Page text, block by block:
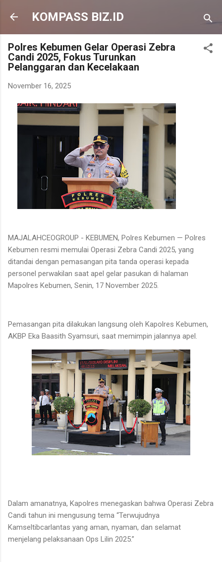
Langsung ke konten utama
KOMPASS BIZ.ID
Polres Kebumen Gelar Operasi Zebra
Candi 2025, Fokus Turunkan
Pelanggaran dan Kecelakaan
November 16, 2025
MAJALAHCEOGROUP - KEBUMEN, Polres Kebumen — Polres
Kebumen resmi memulai Operasi Zebra Candi 2025, yang
ditandai dengan pemasangan pita tanda operasi kepada
personel perwakilan saat apel gelar pasukan di halaman
Mapolres Kebumen, Senin, 17 November 2025.
Pemasangan pita dilakukan langsung oleh Kapolres Kebumen,
AKBP Eka Baasith Syamsuri, saat memimpin jalannya apel.
Dalam amanatnya, Kapolres menegaskan bahwa Operasi Zebra
Candi tahun ini mengusung tema “Terwujudnya
Kamseltibcarlantas yang aman, nyaman, dan selamat
menjelang pelaksanaan Ops Lilin 2025.”